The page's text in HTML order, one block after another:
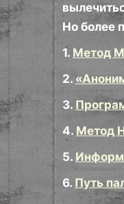
Но более
1. Метод
2.
3.
4. Метод
5.
6. Путь